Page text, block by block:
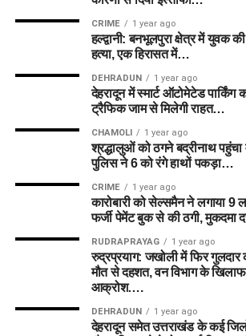
CRIME 1 year ago
हल्द्वानी: बनभूलपुरा क्षेत्र में युवक
हत्या, एक हिरासत में…
DEHRADUN 1 year ago
देहरादून में स्मार्ट ऑटोमेटेड पार्किंग
ट्रैफिक जाम से मिलेगी राहत…
CHAMOLI 1 year ago
श्रद्धालुओं को ठगने बद्रीनाथ पहुंचा
पुलिस ने 6 को रंगे हाथों पकड़ा…
CRIME 1 year ago
कारोबारी को सेल्समैन ने लगाया 9
फर्जी पेमेंट बुक से की ठगी, मुकदमा
RUDRAPRAYAG 1 year ago
रुद्रप्रयाग: जखोली में फिर गुलदार
मौत से दहशत, वन विभाग के खिलाफ
आक्रोश….
DEHRADUN 1 year ago
देहरादून समेत उत्तराखंड के कई